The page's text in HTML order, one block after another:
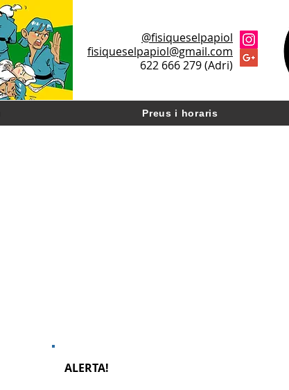
@fisiqueselpapiol
fisiqueselpapiol@gmail.com
622 666 279 (Adri)
Preus i horaris
ALERTA!